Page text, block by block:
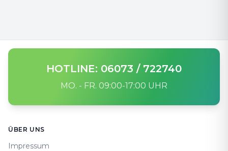
HOTLINE: 06073 / 722740
MO. - FR. 09:00-17:00 UHR
ÜBER UNS
Impressum